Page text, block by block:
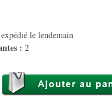
le lendemain
: 2